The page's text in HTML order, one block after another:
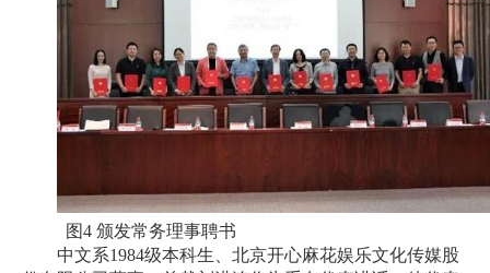
图4 颁发常务理事聘书
中文系1984级本科生、北京开心麻花娱乐文化传媒股